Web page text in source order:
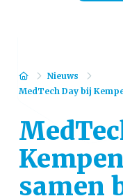
HomeNieuws
MedTech Day bij
samen